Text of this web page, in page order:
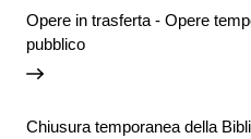
Opere in trasferta - Opere
pubblico
Chiusura temporanea della